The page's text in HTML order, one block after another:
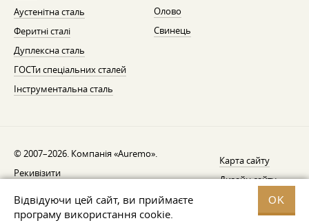
Відвідуючи цей сайт, ви приймаєте
програму використання cookie.
OK
Аустенітна сталь
Феритні сталі
Дуплексна сталь
ГОСТи спеціальних сталей
Інструментальна сталь
Олово
Свинець
© 2007–2026. Компанія «Auremo».
Рекивізити
Повідомлення про відкликання
Карта сайту
Дизайн сайту —